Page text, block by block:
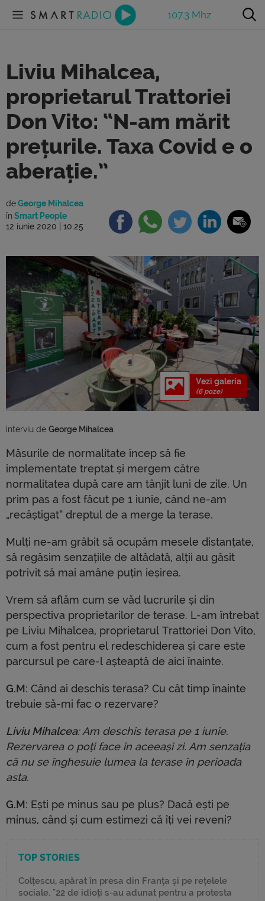
107.3 Mhz
Liviu Mihalcea,
proprietarul Trattoriei
Don Vito: “N-am mărit
prețurile. Taxa Covid e o
aberație.”
deGeorge Mihalcea
în Smart People
12 iunie 2020 | 10:25
Vezi galeria
(6 poze)
interviu de George Mihalcea
Măsurile de normalitate încep să fie
implementate treptat și mergem către
normalitatea după care am tânjit luni de zile. Un
prim pas a fost făcut pe 1 iunie, când ne-am
„recâștigat” dreptul de a merge la terase.
Mulți ne-am grăbit să ocupăm mesele distanțate,
să regăsim senzațiile de altădată, alții au găsit
potrivit să mai amâne puțin ieșirea.
Vrem să aflăm cum se văd lucrurile și din
perspectiva proprietarilor de terase. L-am întrebat
pe Liviu Mihalcea, proprietarul Trattoriei Don Vito,
cum a fost pentru el redeschiderea și care este
parcursul pe care-l așteaptă de aici înainte.
G.M: Când ai deschis terasa? Cu cât timp înainte
trebuie să-mi fac o rezervare?
Liviu Mihalcea: Am deschis terasa pe 1 iunie.
Rezervarea o poți face în aceeași zi. Am senzația
că nu se înghesuie lumea la terase în perioada
asta.
G.M: Ești pe minus sau pe plus? Dacă ești pe
minus, când și cum estimezi că îți vei reveni?
TOP STORIES
Colțescu, apărat în presa din Franța și pe rețelele
sociale. "22 de idioți s-au adunat pentru a protesta